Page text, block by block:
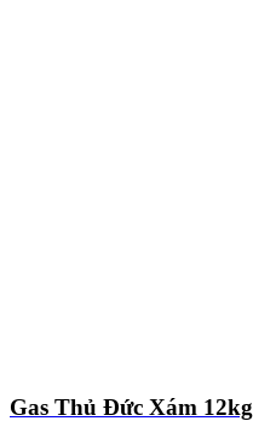
Gas Thủ Đức Xám 12kg